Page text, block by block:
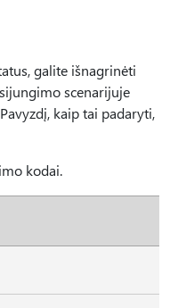
galite išnagrinėti
scenarijuje
kaip tai padaryti,
kodai.